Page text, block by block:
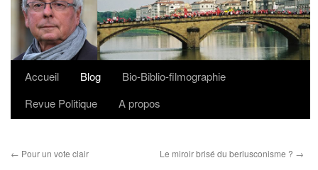
Aller
Accueil Blog
Bio-Biblio-filmographie
Revue Politique
A propos
← Pour un vote clair Le miroir brisé du berlusconisme ? →